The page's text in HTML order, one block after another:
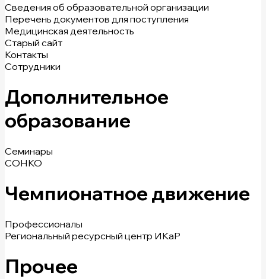
Сведения об образовательной организации
Перечень документов для поступления
Медицинская деятельность
Старый сайт
Контакты
Сотрудники
Дополнительное
образование
Семинары
СОНКО
Чемпионатное движение
Профессионалы
Региональный ресурсный центр ИКаР
Прочее